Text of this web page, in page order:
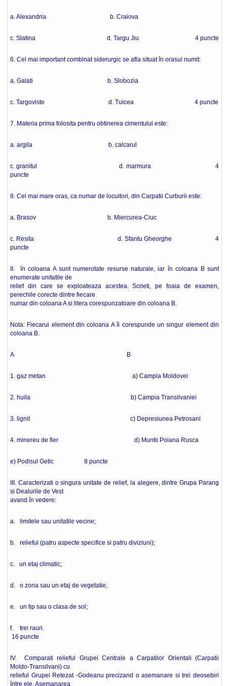
a. Alexandria b. Craiova
c. Slatina d. Targu Jiu 4 puncte
6. Cel mai important combinat siderurgic se afla situat în orasul numit:
a. Galati b. Slobozia
c. Targoviste d. Tulcea 4 puncte
7. Materia prima folosita pentru obtinerea cimentului este:
a. argila b. calcarul
c. granitul d. marmura 4
puncte
8. Cel mai mare oras, ca numar de locuitori, din Carpatii Curburii este:
a. Brasov b. Miercurea-Ciuc
c. Resita d. Sfantu Gheorghe 4
puncte
II. în coloana A sunt numerotate resurse naturale, iar în coloana B sunt
enumerate unitatile de
relief din care se exploateaza acestea. Scrieti, pe foaia de examen,
perechile corecte dintre fiecare
numar din coloana A si litera corespunzatoare din coloana B.
Nota: Fiecarui element din coloana A îi corespunde un singur element din
coloana B.
A B
1. gaz metan a) Campia Moldovei
2. huila b) Campia Transilvaniei
3. lignit c) Depresiunea Petrosani
4. minereu de fier d) Muntii Poiana Rusca
e) Podisul Getic 8 puncte
III. Caracterizati o singura unitate de relief, la alegere, dintre Grupa Parang
si Dealurile de Vest
avand în vedere:
a. limitele sau unitatile vecine;
b. relieful (patru aspecte specifice si patru diviziuni);
c. un etaj climatic;
d. o zona sau un etaj de vegetatie;
e. un tip sau o clasa de sol;
f. trei rauri.
16 puncte
IV. Comparati relieful Grupei Centrale a Carpatilor Orientali (Carpatii
Moldo-Transilvani) cu
relieful Grupei Retezat -Godeanu precizand o asemanare si trei deosebiri
între ele. Asemanarea